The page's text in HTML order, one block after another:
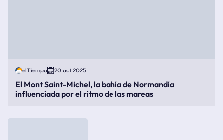
elTiempo 20 oct 2025
El Mont Saint-Michel, la bahía de Normandía
influenciada por el ritmo de las mareas